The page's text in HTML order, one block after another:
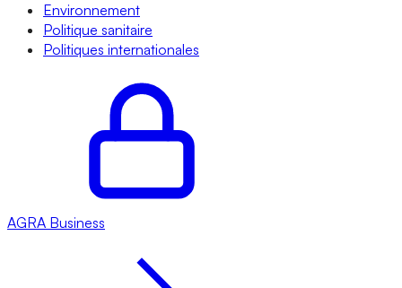
Environnement
Politique sanitaire
Politiques internationales
AGRA Business